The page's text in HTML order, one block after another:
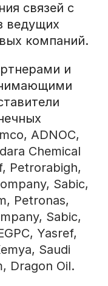
связей с
ведущих
компаний.
и
ADNOC,
Chemical
Petrorabigh,
Sabic,
Petronas,
Sabic,
Yasref,
Saudi
Dragon Oil.